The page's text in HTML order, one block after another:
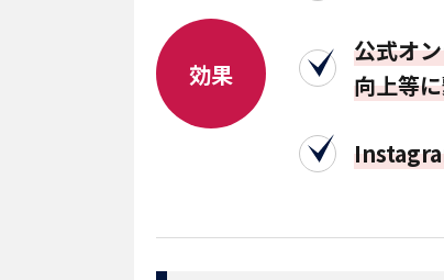
効果
公式オ
向上等